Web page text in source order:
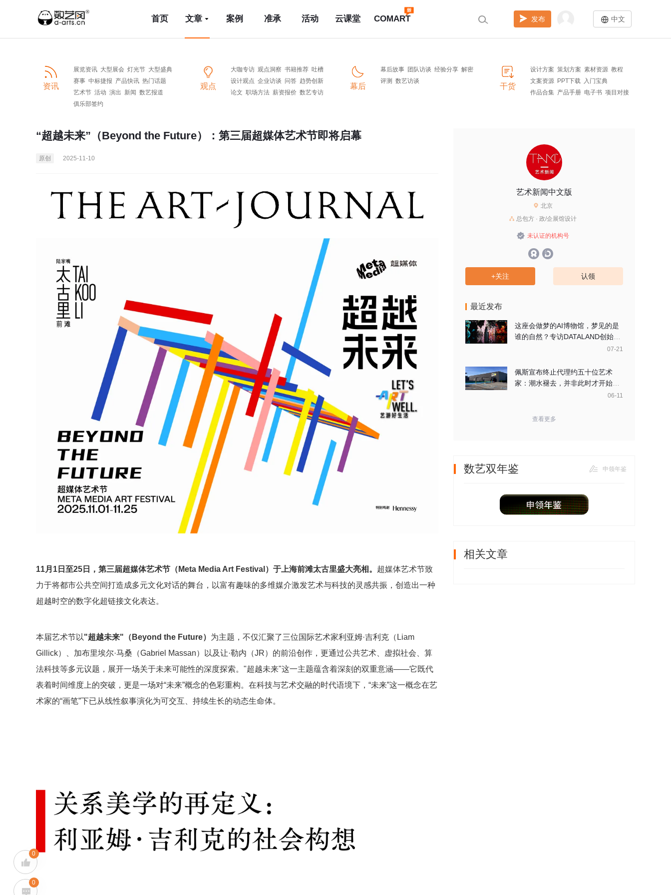
首页 文章 案例 准承 活动 云课堂 COMART 发布 中文
资讯
展览资讯 大型展会 灯光节 大型盛典
赛事 中标捷报 产品快讯 热门话题
艺术节 活动 演出 新闻 数艺报道
俱乐部签约
观点
大咖专访 观点洞察 书籍推荐 吐槽
设计观点 企业访谈 问答 趋势创新
论文 职场方法 薪资报价 数艺专访
幕后
幕后故事 团队访谈 经验分享 解密
评测 数艺访谈
干货
设计方案 策划方案 素材资源 教程
文案资源 PPT下载 入门宝典
作品合集 产品手册 电子书 项目对接
0
0
“超越未来”（Beyond the Future）：第三届超媒体艺术节即将启幕
原创 2025-11-10
11月1日至25日，第三届超媒体艺术节（Meta Media Art Festival）于上海前滩太古里盛大亮相。 超媒体艺术节致
力于将都市公共空间打造成多元文化对话的舞台，以富有趣味的多维媒介激发艺术与科技的灵感共振，创造出一种
超越时空的数字化超链接文化表达。
本届艺术节以"超越未来"（Beyond the Future） 为主题，不仅汇聚了三位国际艺术家利亚姆·吉利克（Liam
Gillick）、加布里埃尔·马桑（Gabriel Massan）以及让·勒内（JR）的前沿创作，更通过公共艺术、虚拟社会、算
法科技等多元议题，展开一场关于未来可能性的深度探索。"超越未来"这一主题蕴含着深刻的双重意涵——它既代
表着时间维度上的突破，更是一场对“未来”概念的色彩重构。在科技与艺术交融的时代语境下，“未来”这一概念在艺
术家的“画笔”下已从线性叙事演化为可交互、持续生长的动态生命体。
艺术新闻中文版
北京
总包方 · 政/企展馆设计
未认证的机构号
+关注 认领
最近发布
这座会做梦的AI博物馆，梦见的是
谁的自然？专访DATALAND创始人
07-21
佩斯宣布终止代理约五十位艺术
家：潮水褪去，并非此时才开始显
06-11
查看更多
数艺双年鉴 申领年鉴
相关文章